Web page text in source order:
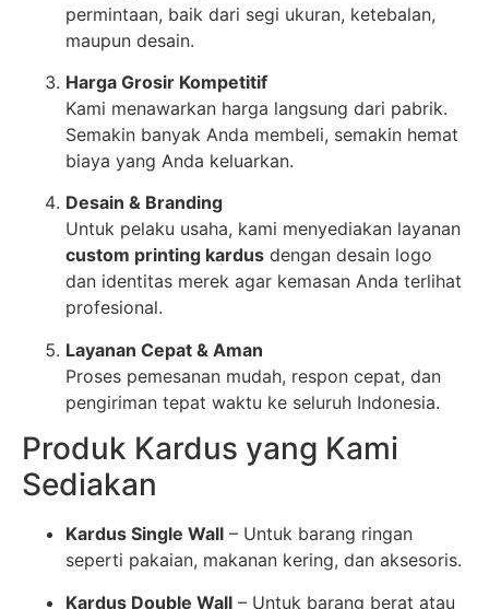
permintaan, baik dari segi ukuran, ketebalan,
maupun desain.
Harga Grosir Kompetitif
Kami menawarkan harga langsung dari pabrik.
Semakin banyak Anda membeli, semakin hemat
biaya yang Anda keluarkan.
Desain & Branding
Untuk pelaku usaha, kami menyediakan layanan
custom printing kardus dengan desain logo
dan identitas merek agar kemasan Anda terlihat
profesional.
Layanan Cepat & Aman
Proses pemesanan mudah, respon cepat, dan
pengiriman tepat waktu ke seluruh Indonesia.
Produk Kardus yang Kami
Sediakan
Kardus Single Wall – Untuk barang ringan
seperti pakaian, makanan kering, dan aksesoris.
Kardus Double Wall – Untuk barang berat atau